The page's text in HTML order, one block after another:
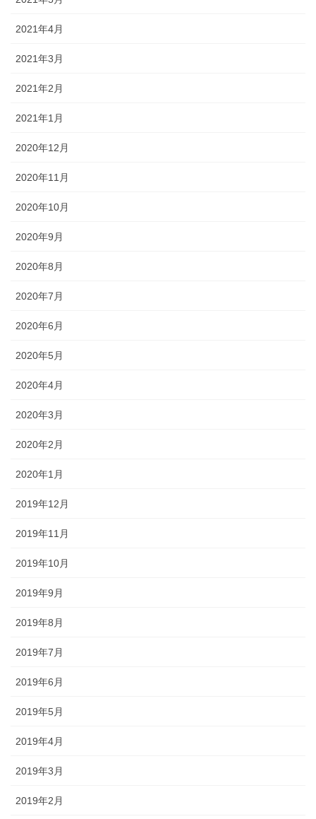
2021年4月
2021年3月
2021年2月
2021年1月
2020年12月
2020年11月
2020年10月
2020年9月
2020年8月
2020年7月
2020年6月
2020年5月
2020年4月
2020年3月
2020年2月
2020年1月
2019年12月
2019年11月
2019年10月
2019年9月
2019年8月
2019年7月
2019年6月
2019年5月
2019年4月
2019年3月
2019年2月